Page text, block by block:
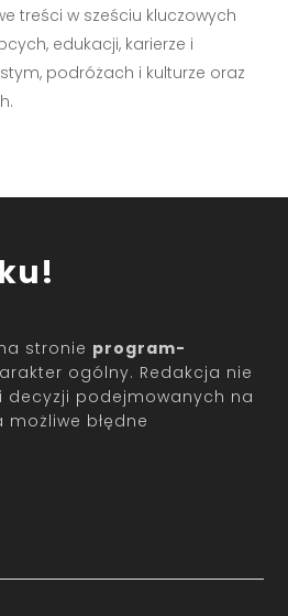
treści w sześciu kluczowych
edukacji, karierze i
podróżach i kulturze oraz
stronie program-
ogólny. Redakcja nie
decyzji podejmowanych na
błędne